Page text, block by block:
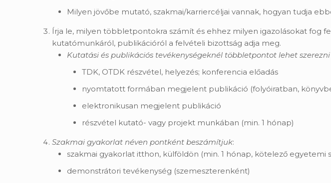
Milyen jövőbe mutató, szakmai/karriercéljai vannak, hogyan tudja
Írja le, milyen többletpontokra számít és ehhez milyen igazolásokat fog
kutatómunkáról, publikációról a felvételi bizottság adja meg.
Kutatási és publikációs tevékenységeknél többletpontot lehet
TDK, OTDK részvétel, helyezés; konferencia előadás
nyomtatott formában megjelent publikáció (folyóiratban,
elektronikusan megjelent publikáció
részvétel kutató- vagy projekt munkában (min. 1 hónap)
Szakmai gyakorlat néven pontként beszámítjuk:
szakmai gyakorlat itthon, külföldön (min. 1 hónap, kötelező
demonstrátori tevékenység (szemeszterenként)